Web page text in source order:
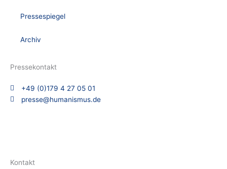
Pressespiegel
Archiv
Pressekontakt
+49 (0)179 4 27 05 01
presse@humanismus.de
Kontakt